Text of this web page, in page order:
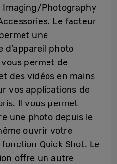
Imaging/Photography
Le facteur
une
photo
permet de
des vidéos en mains
vos applications de
Il vous permet
une photo depuis le
ouvrir votre
Quick Shot. Le
offre un autre